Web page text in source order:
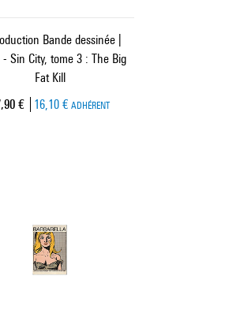
Bande dessinée |
Sin City, tome 3 : The Big
Fat Kill
​​actuel
€ 16,10 € ADHÉRENT